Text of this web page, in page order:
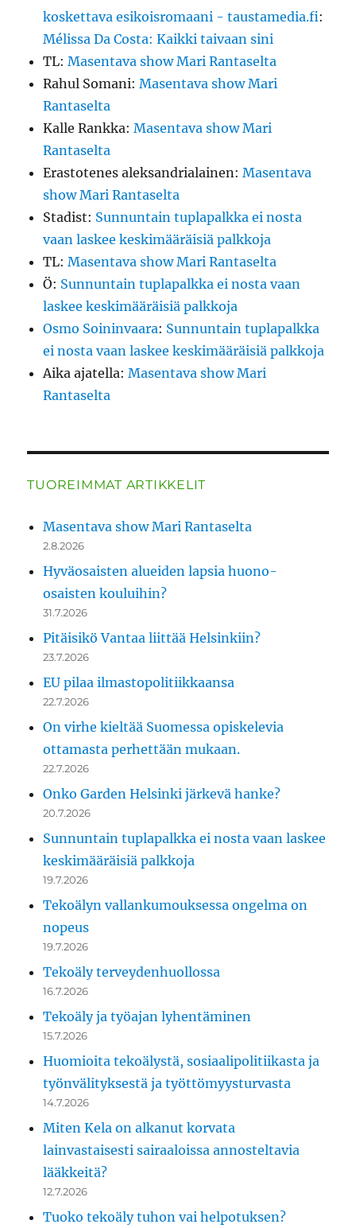
koskettava esikoisromaani - taustamedia.fi:
Mélissa Da Costa: Kaikki taivaan sini
TL:Masentava show Mari Rantaselta
Rahul Somani:Masentava show Mari
Rantaselta
Kalle Rankka:Masentava show Mari
Rantaselta
Erastotenes aleksandrialainen:Masentava
show Mari Rantaselta
Stadist: Sunnuntain tuplapalkka ei nosta
vaan laskee keskimääräisiä palkkoja
TL:Masentava show Mari Rantaselta
Ö: Sunnuntain tuplapalkka ei nosta vaan
laskee keskimääräisiä palkkoja
Osmo Soininvaara: Sunnuntain tuplapalkka
ei nosta vaan laskee keskimääräisiä palkkoja
Aika ajatella:Masentava show Mari
Rantaselta
TUOREIMMAT ARTIKKELIT
Masentava show Mari Rantaselta
2.8.2026
Hyväosaisten alueiden lapsia huono-
osaisten kouluihin?
31.7.2026
Pitäisikö Vantaa liittää Helsinkiin?
23.7.2026
EU pilaa ilmastopolitiikkaansa
22.7.2026
On virhe kieltää Suomessa opiskelevia
ottamasta perhettään mukaan.
22.7.2026
Onko Garden Helsinki järkevä hanke?
20.7.2026
Sunnuntain tuplapalkka ei nosta vaan laskee
keskimääräisiä palkkoja
19.7.2026
Tekoälyn vallankumouksessa ongelma on
nopeus
19.7.2026
Tekoäly terveydenhuollossa
16.7.2026
Tekoäly ja työajan lyhentäminen
15.7.2026
Huomioita tekoälystä, sosiaalipolitiikasta ja
työnvälityksestä ja työttömyysturvasta
14.7.2026
Miten Kela on alkanut korvata
lainvastaisesti sairaaloissa annosteltavia
lääkkeitä?
12.7.2026
Tuoko tekoäly tuhon vai helpotuksen?